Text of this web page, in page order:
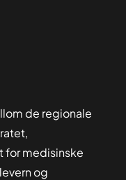
de regionale
for medisinske
og